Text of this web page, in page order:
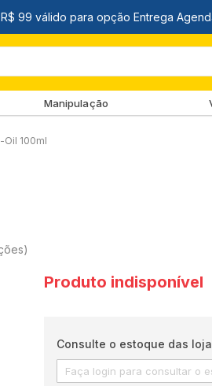
Manipulação
Oil 100ml
Produto indisponível
Consulte o estoque das